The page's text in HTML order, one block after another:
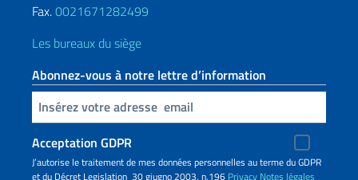
Fax.0021671282499
Les bureaux du siège
Abonnez-vous à notre lettre d’information
Insert your email
Acceptation GDPR
J’autorise le traitement de mes données personnelles au terme du GDPR
et du Décret Legislation 30 giugno 2003, n.196 Privacy Notes légales